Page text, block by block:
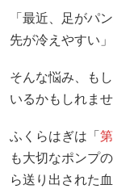
「最近、足がパ
先が冷えやすい」
そんな悩み、も
いるかもしれませ
ふくらはぎは「
も大切なポンプ
ら送り出された